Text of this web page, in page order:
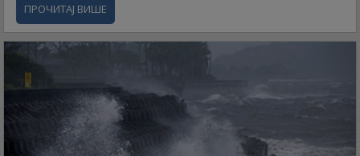
ПРОЧИТАЈ ВИШЕ